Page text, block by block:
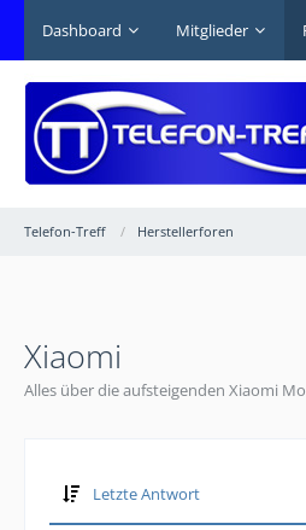
Dashboard Mitglieder
Telefon-Treff Herstellerforen
Xiaomi
Alles über die aufsteigenden Xiaomi
Letzte Antwort